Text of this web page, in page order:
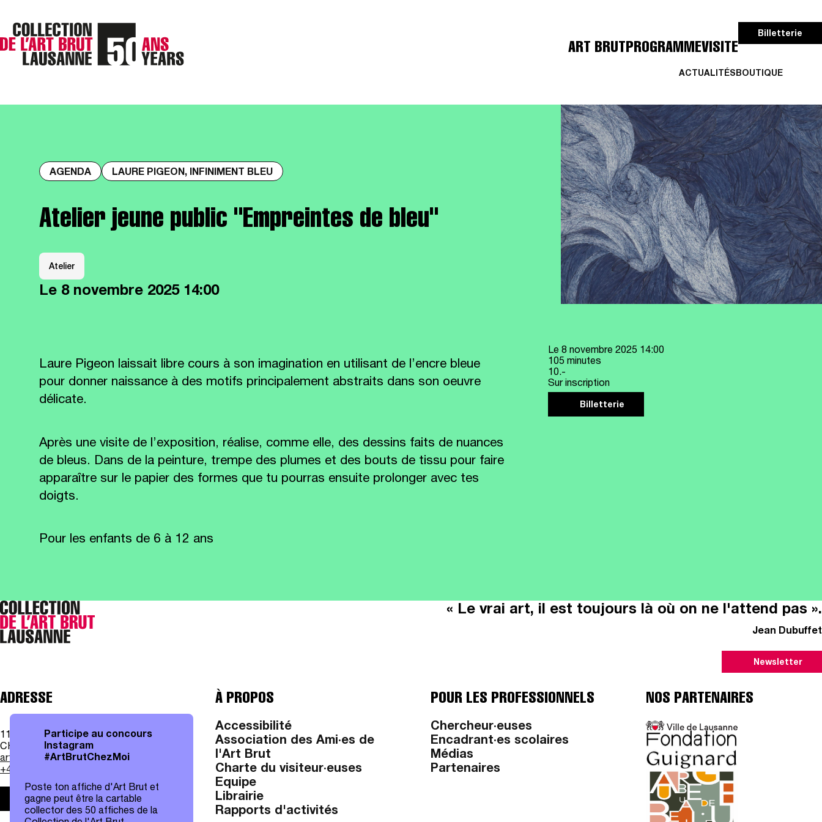
Participe au concours
Instagram
#ArtBrutChezMoi
Poste ton affiche d'Art Brut et
gagne peut être la cartable
collector des 50 affiches de la
ACTUALITÉSBOUTIQUE
ART BRUTPROGRAMMEVISITE
Billetterie
AGENDA LAURE PIGEON, INFINIMENT BLEU
Atelier jeune public "Empreintes de bleu"
Atelier
Le 8 novembre 2025 14:00
Laure Pigeon laissait libre cours à son imagination en utilisant de l’encre bleue
pour donner naissance à des motifs principalement abstraits dans son oeuvre
délicate.
Après une visite de l’exposition, réalise, comme elle, des dessins faits de nuances
de bleus. Dans de la peinture, trempe des plumes et des bouts de tissu pour faire
apparaître sur le papier des formes que tu pourras ensuite prolonger avec tes
doigts.
Pour les enfants de 6 à 12 ans
Le 8 novembre 2025 14:00
105 minutes
10.-
Sur inscription
Billetterie
« Le vrai art, il est toujours là où on ne l'attend pas ».
Jean Dubuffet
Newsletter
ADRESSE
11, av. des Bergières
CH - 1004 Lausanne
art.brut@lausanne.ch
+41 21 315 25 70
Infos pratiques
À PROPOS
Accessibilité
Association des Ami·es de
l'Art Brut
Charte du visiteur·euses
Equipe
Librairie
Rapports d'activités
POUR LES PROFESSIONNELS
Chercheur·euses
Encadrant·es scolaires
Médias
Partenaires
NOS PARTENAIRES